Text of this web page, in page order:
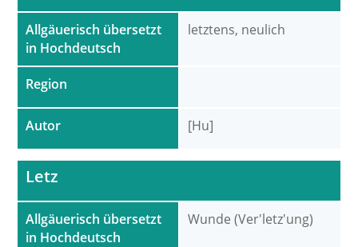
Allgäuerisch übersetzt
in Hochdeutsch
Region
Autor
letztens, neulich
[Hu]
Allgäuerisch übersetzt
in Hochdeutsch
Letz
Wunde (Ver'letz'ung)